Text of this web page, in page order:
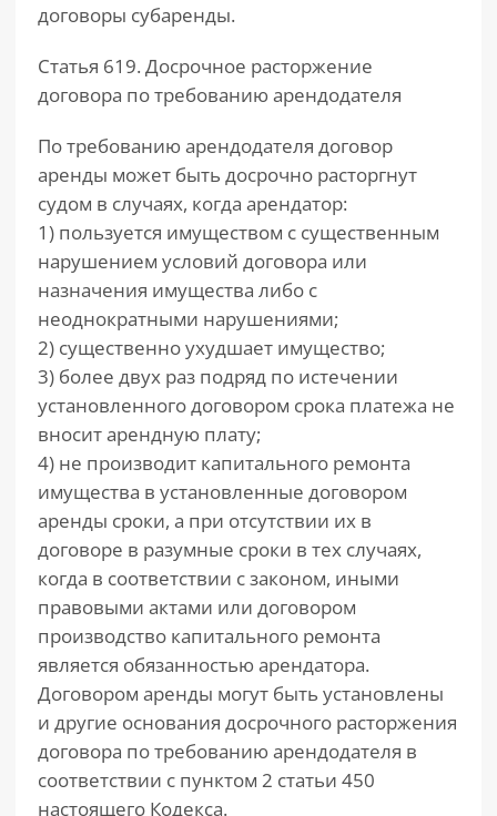
договоры субаренды.
Статья 619. Досрочное расторжение
договора по требованию арендодателя
По требованию арендодателя договор
аренды может быть досрочно расторгнут
судом в случаях, когда арендатор:
1) пользуется имуществом с существенным
нарушением условий договора или
назначения имущества либо с
неоднократными нарушениями;
2) существенно ухудшает имущество;
3) более двух раз подряд по истечении
установленного договором срока платежа не
вносит арендную плату;
4) не производит капитального ремонта
имущества в установленные договором
аренды сроки, а при отсутствии их в
договоре в разумные сроки в тех случаях,
когда в соответствии с законом, иными
правовыми актами или договором
производство капитального ремонта
является обязанностью арендатора.
Договором аренды могут быть установлены
и другие основания досрочного расторжения
договора по требованию арендодателя в
соответствии с пунктом 2 статьи 450
настоящего Кодекса.